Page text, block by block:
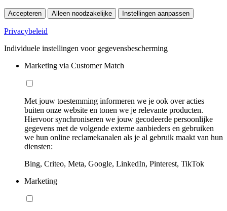
Accepteren Alleen noodzakelijke Instellingen aanpassen
Privacybeleid
Individuele instellingen voor gegevensbescherming
Marketing via Customer Match
Met jouw toestemming informeren we je ook over acties
buiten onze website en tonen we je relevante producten.
Hiervoor synchroniseren we jouw gecodeerde persoonlijke
gegevens met de volgende externe aanbieders en gebruiken
we hun online reclamekanalen als je al gebruik maakt van hun
diensten:
Bing, Criteo, Meta, Google, LinkedIn, Pinterest, TikTok
Marketing